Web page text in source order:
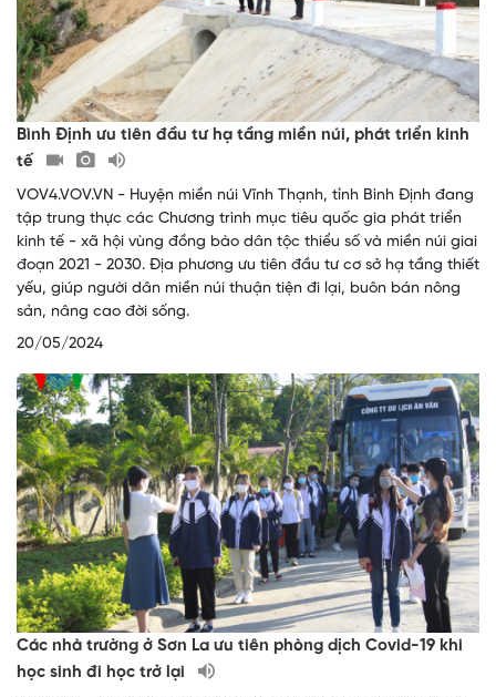
Bình Định ưu tiên đầu tư hạ tầng miền núi, phát triển kinh
tế
VOV4.VOV.VN - Huyện miền núi Vĩnh Thạnh, tỉnh Bình Định đang
tập trung thực các Chương trình mục tiêu quốc gia phát triển
kinh tế - xã hội vùng đồng bào dân tộc thiểu số và miền núi giai
đoạn 2021 - 2030. Địa phương ưu tiên đầu tư cơ sở hạ tầng thiết
yếu, giúp người dân miền núi thuận tiện đi lại, buôn bán nông
sản, nâng cao đời sống.
20/05/2024
Các nhà trường ở Sơn La ưu tiên phòng dịch Covid-19 khi
học sinh đi học trở lại